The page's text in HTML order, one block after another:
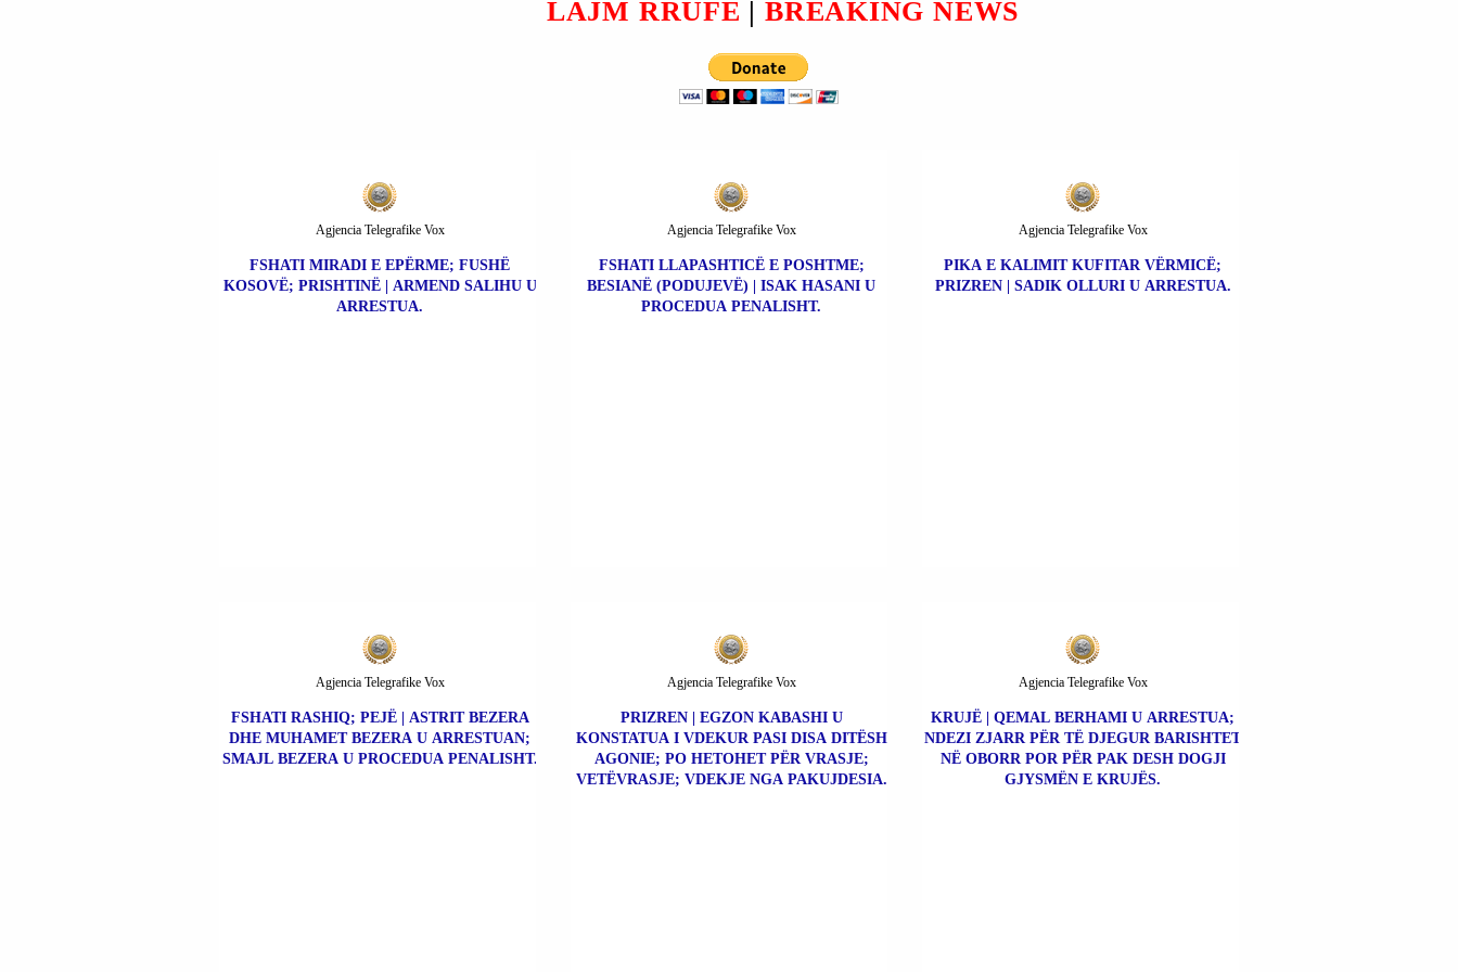
BUKELE I CILI KËRKOI
LAJM RRUFE | BREAKING NEWS
FSHATI MIRADI E EPËRME; FUSHË
KOSOVË; PRISHTINË | ARMEND SALIHU U
ARRESTUA.
Agjencia Telegrafike Vox
FSHATI LLAPASHTICË E POSHTME;
BESIANË (PODUJEVË) | ISAK HASANI U
PROCEDUA PENALISHT.
Agjencia Telegrafike Vox
PIKA E KALIMIT KUFITAR VËRMICË;
PRIZREN | SADIK OLLURI U ARRESTUA.
Agjencia Telegrafike Vox
FSHATI RASHIQ; PEJË | ASTRIT BEZERA
DHE MUHAMET BEZERA U ARRESTUAN;
SMAJL BEZERA U PROCEDUA PENALISHT.
Agjencia Telegrafike Vox
PRIZREN | EGZON KABASHI U
KONSTATUA I VDEKUR PASI DISA DITËSH
AGONIE; PO HETOHET PËR VRASJE;
VETËVRASJE; VDEKJE NGA PAKUJDESIA.
Agjencia Telegrafike Vox
KRUJË | QEMAL BERHAMI U ARRESTUA;
NDEZI ZJARR PËR TË DJEGUR BARISHTET
NË OBORR POR PËR PAK DESH DOGJI
GJYSMËN E KRUJËS.
Agjencia Telegrafike Vox